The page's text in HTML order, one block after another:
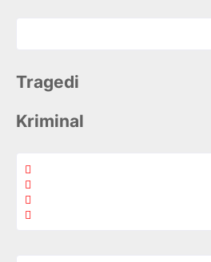
Tragedi
Kriminal